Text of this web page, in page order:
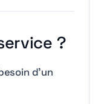
?
d’un